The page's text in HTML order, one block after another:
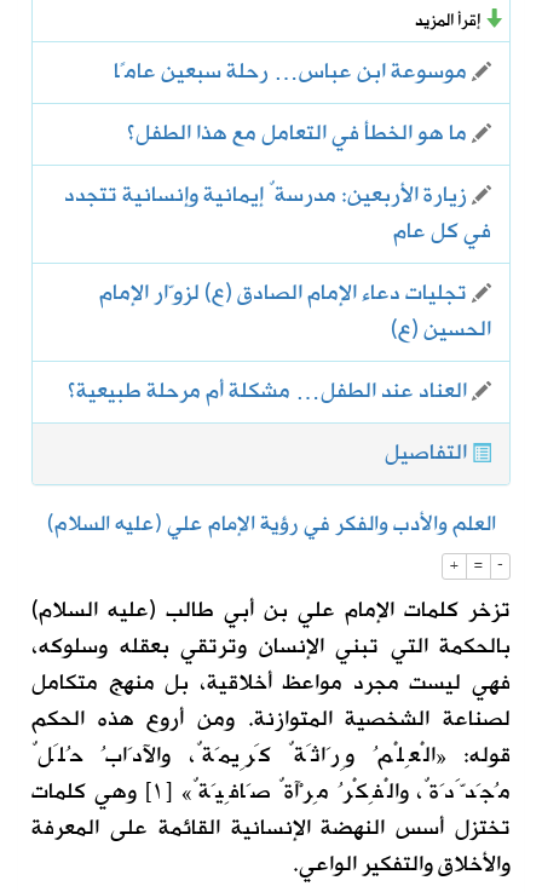
إقرأ المزيد
موسوعة ابن عباس… رحلة سبعين عامًا
ما هو الخطأ في التعامل مع هذا الطفل؟
زيارة الأربعين: مدرسةٌ إيمانية وإنسانية تتجدد
في كل عام
تجليات دعاء الإمام الصادق (ع) لزوّار الإمام
الحسين (ع)
العناد عند الطفل… مشكلة أم مرحلة طبيعية؟
التفاصيل
العلم والأدب والفكر في رؤية الإمام علي (عليه السلام)
+ = -
تزخر كلمات الإمام علي بن أبي طالب (عليه السلام)
بالحكمة التي تبني الإنسان وترتقي بعقله وسلوكه،
فهي ليست مجرد مواعظ أخلاقية، بل منهج متكامل
لصناعة الشخصية المتوازنة. ومن أروع هذه الحكم
قوله: «الْعِلْمُ وِرَاثَةٌ كَرِيمَةٌ، والآدَابُ حُلَلٌ
مُجَدَّدَةٌ، والْفِكْرُ مِرْآةٌ صَافِيَةٌ» [١] وهي كلمات
تختزل أسس النهضة الإنسانية القائمة على المعرفة
والأخلاق والتفكير الواعي.